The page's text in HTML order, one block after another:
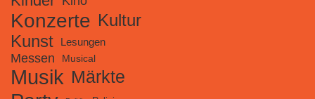
Konzerte Kultur
Kunst
Lesungen
Messen Musical
Musik Märkte